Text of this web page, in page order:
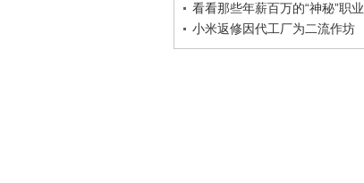
看看那些年薪百万的“神秘”职业
小米返修因代工厂为二流作坊